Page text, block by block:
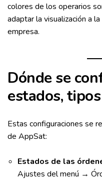
colores de los operarios
adaptar la visualización a
empresa.
Dónde se
estados,
Estas configuraciones se
de AppSat:
Estados de las
Ajustes del menú →